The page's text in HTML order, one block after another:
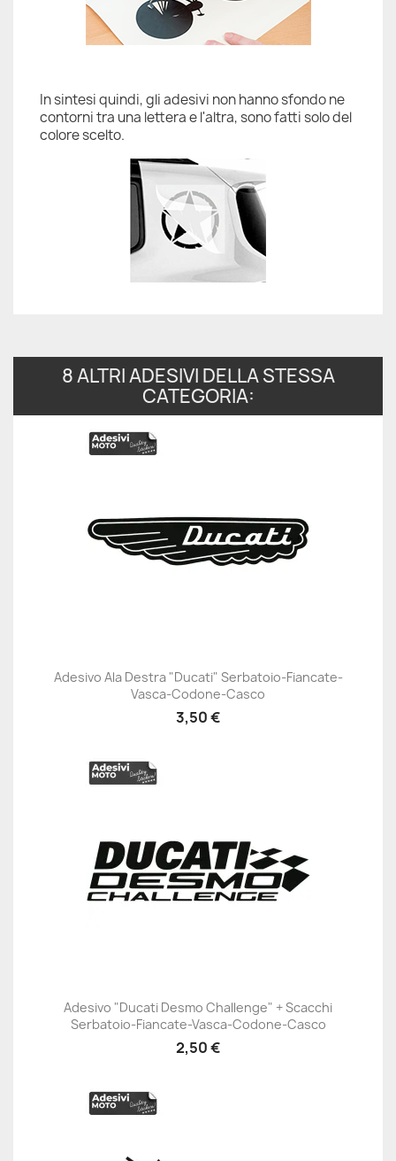
In sintesi quindi, gli adesivi non hanno sfondo ne
contorni tra una lettera e l'altra, sono fatti solo del
colore scelto.
8 ALTRI ADESIVI DELLA STESSA
CATEGORIA:
Adesivo Ala Destra "Ducati" Serbatoio-Fiancate-
Vasca-Codone-Casco
3,50 €
Adesivo "Ducati Desmo Challenge" + Scacchi
Serbatoio-Fiancate-Vasca-Codone-Casco
2,50 €